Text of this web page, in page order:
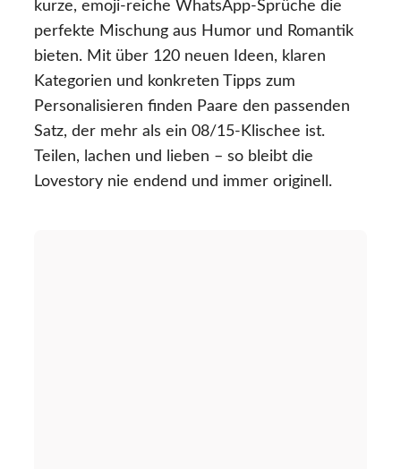
kurze, emoji-reiche WhatsApp-Sprüche die
perfekte Mischung aus Humor und Romantik
bieten. Mit über 120 neuen Ideen, klaren
Kategorien und konkreten Tipps zum
Personalisieren finden Paare den passenden
Satz, der mehr als ein 08/15-Klischee ist.
Teilen, lachen und lieben – so bleibt die
Lovestory nie endend und immer originell.